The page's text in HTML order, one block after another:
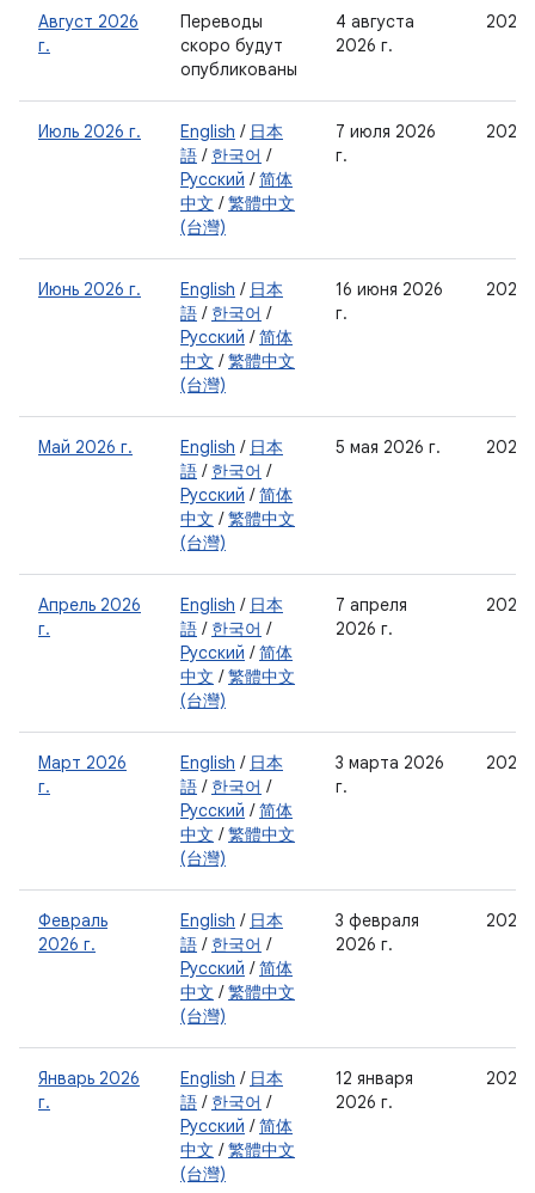
Август 2026
г.
Переводы
скоро будут
опубликованы
4 августа
2026 г.
Июль 2026 г. English / 日本
語 / 한국어 /
Русский /简体
中文 /繁體中文
(台灣)
7 июля 2026
г.
Июнь 2026 г. English / 日本
語 / 한국어 /
Русский /简体
中文 /繁體中文
(台灣)
16 июня 2026
г.
Май 2026 г. English / 日本
語 / 한국어 /
Русский /简体
中文 /繁體中文
(台灣)
5 мая 2026 г.
Апрель 2026
г.
English / 日本
語 / 한국어 /
Русский /简体
中文 /繁體中文
(台灣)
7 апреля
2026 г.
Март 2026
г.
English / 日本
語 / 한국어 /
Русский /简体
中文 /繁體中文
(台灣)
3 марта 2026
г.
Февраль
2026 г.
English / 日本
語 / 한국어 /
Русский /简体
中文 /繁體中文
(台灣)
3 февраля
2026 г.
Январь 2026
г.
English / 日本
語 / 한국어 /
Русский /简体
中文 /繁體中文
(台灣)
12 января
2026 г.